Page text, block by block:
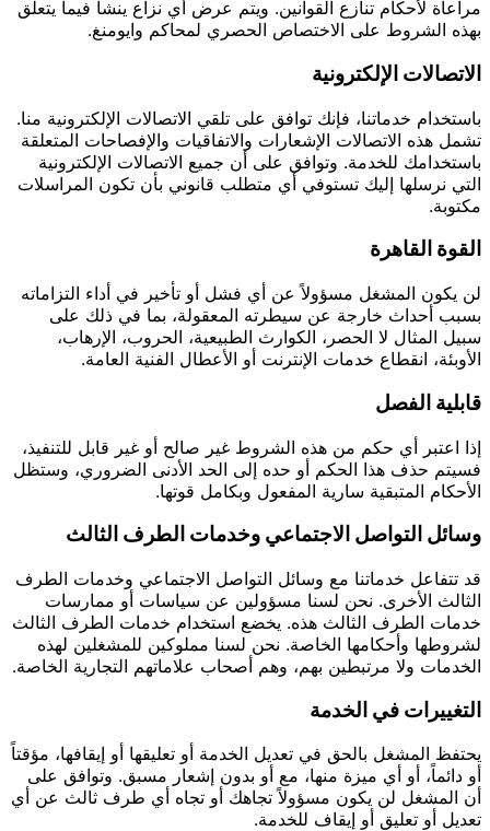
مراعاة لأحكام تنازع القوانين. ويتم عرض أي نزاع ينشأ فيما يتعلق
بهذه الشروط على الاختصاص الحصري لمحاكم وايومنغ.
الاتصالات الإلكترونية
باستخدام خدماتنا، فإنك توافق على تلقي الاتصالات الإلكترونية منا.
تشمل هذه الاتصالات الإشعارات والاتفاقيات والإفصاحات المتعلقة
باستخدامك للخدمة. وتوافق على أن جميع الاتصالات الإلكترونية
التي نرسلها إليك تستوفي أي متطلب قانوني بأن تكون المراسلات
مكتوبة.
القوة القاهرة
لن يكون المشغل مسؤولاً عن أي فشل أو تأخير في أداء التزاماته
بسبب أحداث خارجة عن سيطرته المعقولة، بما في ذلك على
سبيل المثال لا الحصر، الكوارث الطبيعية، الحروب، الإرهاب،
الأوبئة، انقطاع خدمات الإنترنت أو الأعطال الفنية العامة.
قابلية الفصل
إذا اعتبر أي حكم من هذه الشروط غير صالح أو غير قابل للتنفيذ،
فسيتم حذف هذا الحكم أو حده إلى الحد الأدنى الضروري، وستظل
الأحكام المتبقية سارية المفعول وبكامل قوتها.
وسائل التواصل الاجتماعي وخدمات الطرف الثالث
قد تتفاعل خدماتنا مع وسائل التواصل الاجتماعي وخدمات الطرف
الثالث الأخرى. نحن لسنا مسؤولين عن سياسات أو ممارسات
خدمات الطرف الثالث هذه. يخضع استخدام خدمات الطرف الثالث
لشروطها وأحكامها الخاصة. نحن لسنا مملوكين للمشغلين لهذه
الخدمات ولا مرتبطين بهم، وهم أصحاب علاماتهم التجارية الخاصة.
التغييرات في الخدمة
يحتفظ المشغل بالحق في تعديل الخدمة أو تعليقها أو إيقافها، مؤقتاً
أو دائماً، أو أي ميزة منها، مع أو بدون إشعار مسبق. وتوافق على
أن المشغل لن يكون مسؤولاً تجاهك أو تجاه أي طرف ثالث عن أي
تعديل أو تعليق أو إيقاف للخدمة.